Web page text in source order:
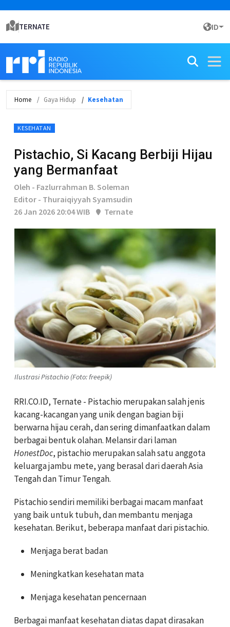
TERNATE ID
Home Gaya Hidup Kesehatan
KESEHATAN
Pistachio, Si Kacang Berbiji Hijau
yang Bermanfaat
Oleh - Fazlurrahman B. Soleman
Editor - Thuraiqiyyah Syamsudin
26 Jan 2026 20:04 WIB
Ternate
Ilustrasi Pistachio (Foto: freepik)
RRI.CO.ID, Ternate - Pistachio merupakan salah jenis
kacang-kacangan yang unik dengan bagian biji
berwarna hijau cerah, dan sering dimanfaatkan dalam
berbagai bentuk olahan. Melansir dari laman
HonestDoc, pistachio merupakan salah satu anggota
keluarga jambu mete, yang berasal dari daerah Asia
Tengah dan Timur Tengah.
Pistachio sendiri memiliki berbagai macam manfaat
yang baik untuk tubuh, dan membantu menjaga
kesehatan. Berikut, beberapa manfaat dari pistachio.
Menjaga berat badan
Meningkatkan kesehatan mata
Menjaga kesehatan pencernaan
Berbagai manfaat kesehatan diatas dapat dirasakan